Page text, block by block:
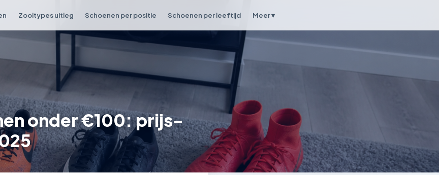
Zooltypes uitleg Schoenen per positie Schoenen per leeftijd Meer ▾
onder €100: prijs-